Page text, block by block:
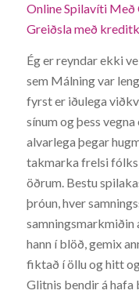
Online Spilavíti Með
Greiðsla með
Ég er reyndar ekki
sem Málning var
fyrst er iðulega
sínum og þess
alvarlega þegar
takmarka frelsi
öðrum. Bestu
þróun, hver
hann í blöð, gemix
fiktað í öllu og hitt
Glitnis bendir á hafa